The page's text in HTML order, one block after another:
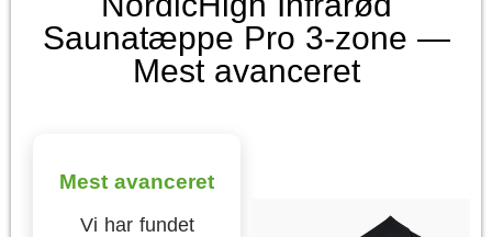
Saunatæppe Pro 3-zone —
Mest avanceret
Mest avanceret
Vi har fundet